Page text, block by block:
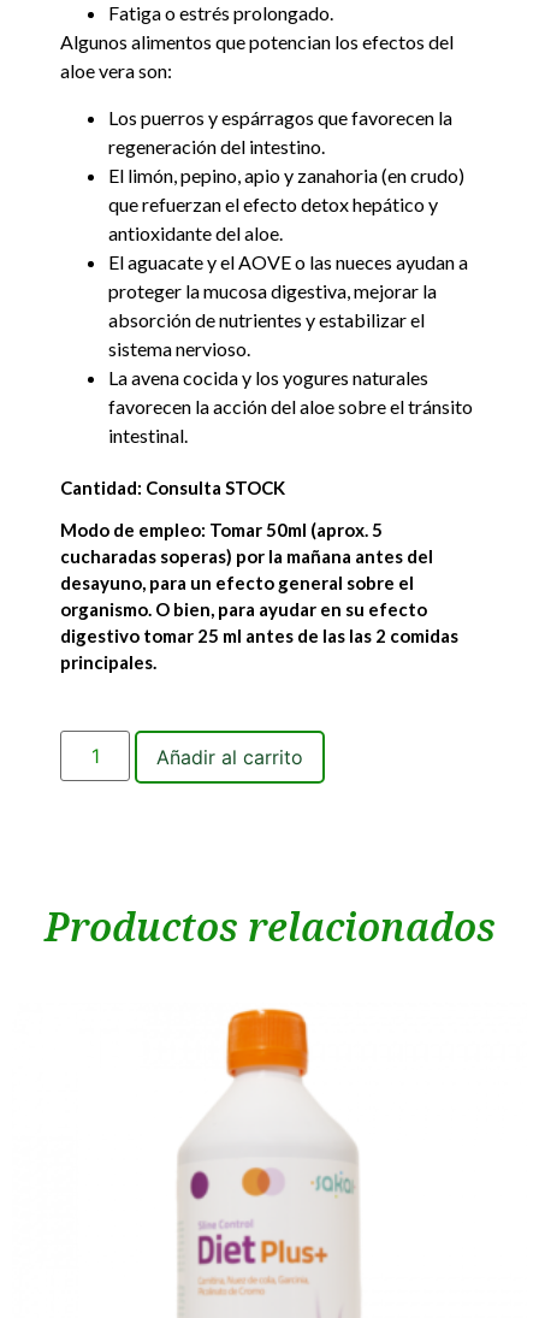
Fatiga o estrés prolongado.
Algunos alimentos que potencian los efectos del
aloe vera son:
Los puerros y espárragos que favorecen la
regeneración del intestino.
El limón, pepino, apio y zanahoria (en crudo)
que refuerzan el efecto detox hepático y
antioxidante del aloe.
El aguacate y el AOVE o las nueces ayudan a
proteger la mucosa digestiva, mejorar la
absorción de nutrientes y estabilizar el
sistema nervioso.
La avena cocida y los yogures naturales
favorecen la acción del aloe sobre el tránsito
intestinal.
Cantidad: Consulta STOCK
Modo de empleo: Tomar 50ml (aprox. 5
cucharadas soperas) por la mañana antes del
desayuno, para un efecto general sobre el
organismo. O bien, para ayudar en su efecto
digestivo tomar 25 ml antes de las las 2 comidas
principales.
Añadir al carrito
Productos relacionados